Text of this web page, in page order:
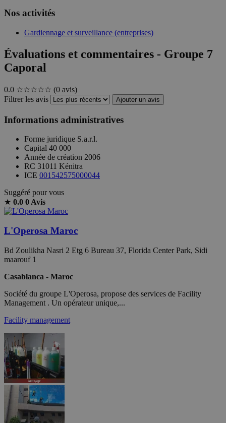
Nos activités
Gardiennage et surveillance (entreprises)
Évaluations et commentaires - Groupe 7
Caporal
0.0 ☆☆☆☆☆ (0 avis)
Filtrer les avis
Ajouter un avis
Informations administratives
Forme juridique S.a.r.l.
Capital 40 000
Année de création 2006
RC 31011 Kénitra
ICE 001542575000044
Suggéré pour vous
★ 0.0 0 Avis
L'Operosa Maroc
Bd Zoulikha Nasri 2 Etg 6 Bureau 37, Florida Center Park, Sidi
maarouf 1
Casablanca - Maroc
Société du groupe L'Operosa, propose des services de Facility
Management . Un opérateur unique,...
Facility management